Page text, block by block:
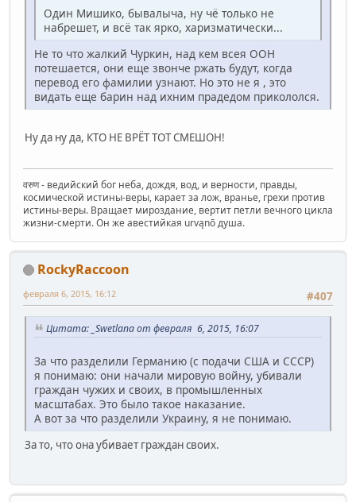
Один Мишико, бывалыча, ну чё только не
набрешет, и всё так ярко, харизматически...
Не то что жалкий Чуркин, над кем всея ООН
потешается, они еще звонче ржать будут, когда
перевод его фамилии узнают. Но это не я , это
видать еще барин над ихним прадедом прикололся.
Ну да ну да, КТО НЕ ВРЁТ ТОТ СМЕШОН!
वरुण - ведийский бог неба, дождя, вод, и верности, правды,
космической истины-веры, карает за лож, вранье, грехи против
истины-веры. Вращает мироздание, вертит петли вечного цикла
жизни-смерти. Он же авестийкая urvąnō душа.
RockyRaccoon
#407
февраля 6, 2015, 16:12
Цитата: _Swetlana от февраля 6, 2015, 16:07
За что разделили Германию (с подачи США и СССР)
я понимаю: они начали мировую войну, убивали
граждан чужих и своих, в промышленных
масштабах. Это было такое наказание.
А вот за что разделили Украину, я не понимаю.
За то, что она убивает граждан своих.